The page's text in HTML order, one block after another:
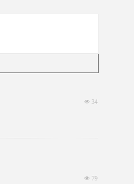
넶 34
넶 79